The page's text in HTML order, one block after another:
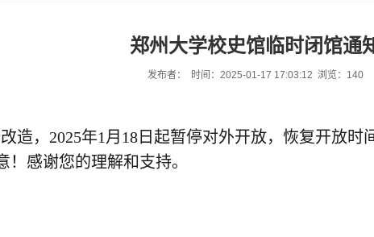
郑州大学校史馆临时闭馆通
发布者： 时间：2025-01-17 17:03:12 浏览： 140
造，2025年1月18日起暂停对外开放，恢复开放时
感谢您的理解和支持。